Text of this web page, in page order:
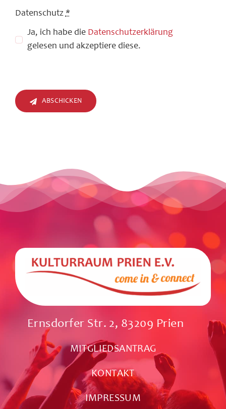
Datenschutz *
Ja, ich habe die Datenschutzerklärung
gelesen und akzeptiere diese.
ABSCHICKEN
Ernsdorfer Str. 2, 83209 Prien
MITGLIEDSANTRAG
KONTAKT
IMPRESSUM